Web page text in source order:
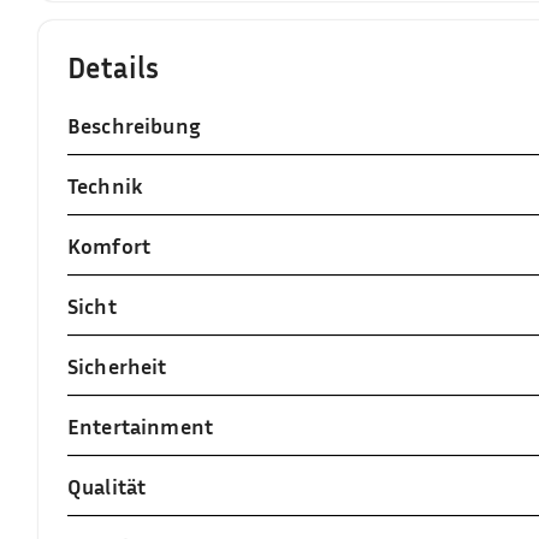
Details
Beschreibung
Technik
Komfort
Sicht
Sicherheit
Entertainment
Qualität